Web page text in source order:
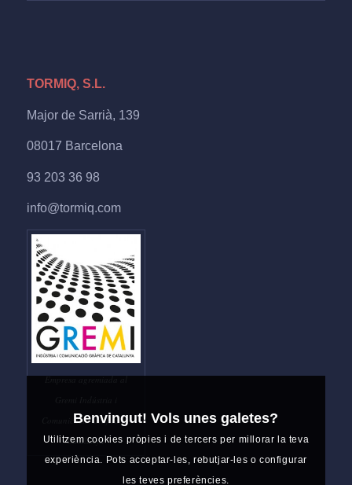
TORMIQ, S.L.
Major de Sarrià, 139
08017 Barcelona
93 203 36 98
info@tormiq.com
Empresa agremiada al
Comunicació Gràfica de
Catalunya
Benvingut! Vols unes galetes?
Utilitzem cookies pròpies i de tercers per millorar la teva
experiència. Pots acceptar-les, rebutjar-les o configurar
les teves preferències.